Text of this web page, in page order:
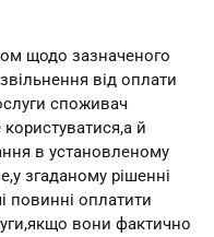
щодо зазначеного
від оплати
споживач
й
в установленому
згаданому рішенні
повинні оплатити
вони фактично